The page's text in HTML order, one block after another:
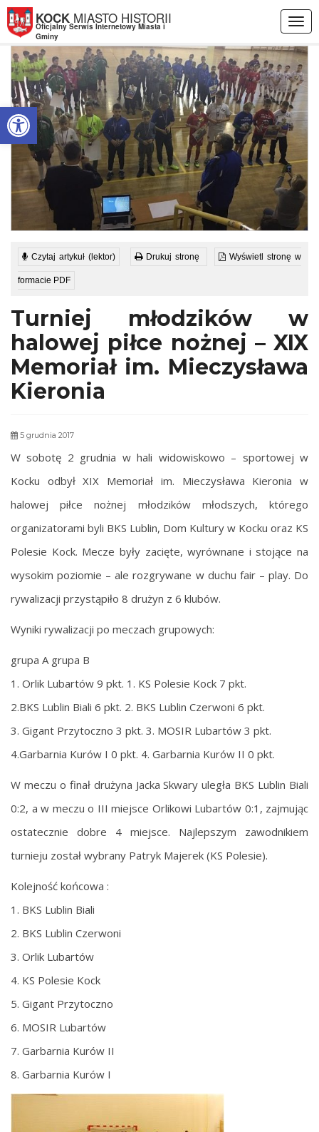
Otwórz pasek narzędzi
KOCK MIASTO HISTORII
Oficjalny Serwis Internetowy Miasta i
Gminy
Czytaj artykuł (lektor) Drukuj stronę Wyświetl stronę w
formacie PDF
Turniej młodzików w
halowej piłce nożnej – XIX
Memoriał im. Mieczysława
Kieronia
5 grudnia 2017
W sobotę 2 grudnia w hali widowiskowo – sportowej w
Kocku odbył XIX Memoriał im. Mieczysława Kieronia w
halowej piłce nożnej młodzików młodszych, którego
organizatorami byli BKS Lublin, Dom Kultury w Kocku oraz KS
Polesie Kock. Mecze były zacięte, wyrównane i stojące na
wysokim poziomie – ale rozgrywane w duchu fair – play. Do
rywalizacji przystąpiło 8 drużyn z 6 klubów.
Wyniki rywalizacji po meczach grupowych:
grupa A grupa B
1. Orlik Lubartów 9 pkt. 1. KS Polesie Kock 7 pkt.
2.BKS Lublin Biali 6 pkt. 2. BKS Lublin Czerwoni 6 pkt.
3. Gigant Przytoczno 3 pkt. 3. MOSIR Lubartów 3 pkt.
4.Garbarnia Kurów I 0 pkt. 4. Garbarnia Kurów II 0 pkt.
W meczu o finał drużyna Jacka Skwary uległa BKS Lublin Biali
0:2, a w meczu o III miejsce Orlikowi Lubartów 0:1, zajmując
ostatecznie dobre 4 miejsce. Najlepszym zawodnikiem
turnieju został wybrany Patryk Majerek (KS Polesie).
Kolejność końcowa :
1. BKS Lublin Biali
2. BKS Lublin Czerwoni
3. Orlik Lubartów
4. KS Polesie Kock
5. Gigant Przytoczno
6. MOSIR Lubartów
7. Garbarnia Kurów II
8. Garbarnia Kurów I